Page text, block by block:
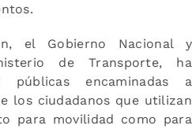
el Gobierno Nacional y
de Transporte, ha
públicas encaminadas a
los ciudadanos que utilizan
para movilidad como para